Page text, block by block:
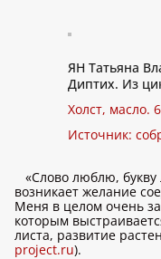
ЯН Татьяна
Диптих. Из
Холст, масло.
Источник:
«Слово люблю,
возникает желание
Меня в целом очень
которым
листа, развитие
project.ru).